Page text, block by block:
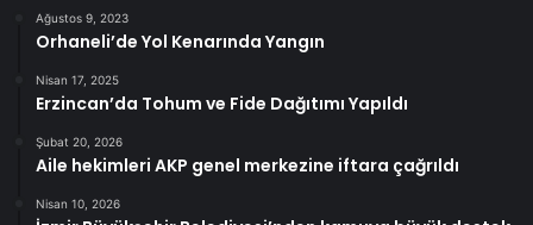
Ağustos 9, 2023
Orhaneli’de Yol Kenarında Yangın
Nisan 17, 2025
Erzincan’da Tohum ve Fide Dağıtımı Yapıldı
Şubat 20, 2026
Aile hekimleri AKP genel merkezine iftara çağrıldı
Nisan 10, 2026